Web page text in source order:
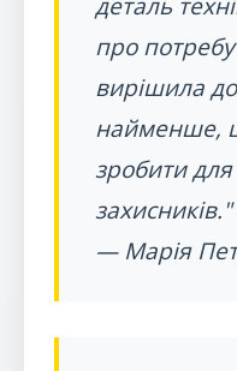
про
вирішила
найменше,
зробити
захисників."
— Марія